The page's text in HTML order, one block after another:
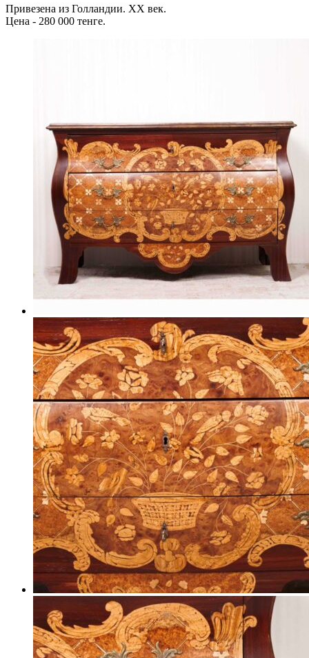
Привезена из Голландии. ХХ век.
Цена - 280 000 тенге.